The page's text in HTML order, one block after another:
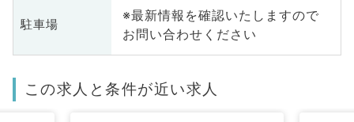
駐車場
※最新情報を確認いたしますので
お問い合わせください
この求人と条件が近い求人